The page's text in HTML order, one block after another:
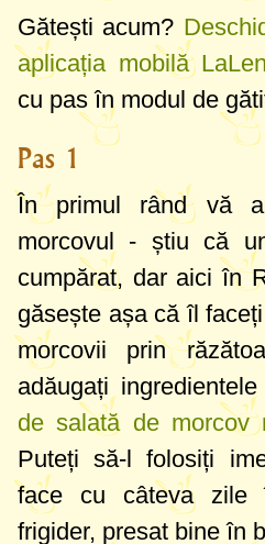
Gătești acum?
aplicația mobilă
cu pas în modul de
Pas 1
În primul rând vă
morcovul - știu că
cumpărat, dar aici în
găsește așa că îl
morcovii prin
adăugați
de salată de morcov
Puteți să-l folosiți
face cu câteva zile
frigider, presat bine în